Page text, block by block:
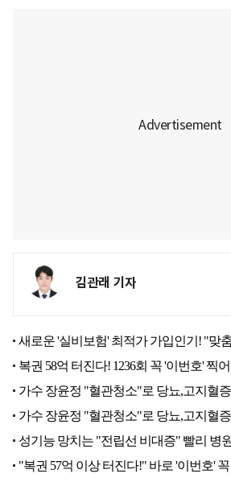
김관래 기자